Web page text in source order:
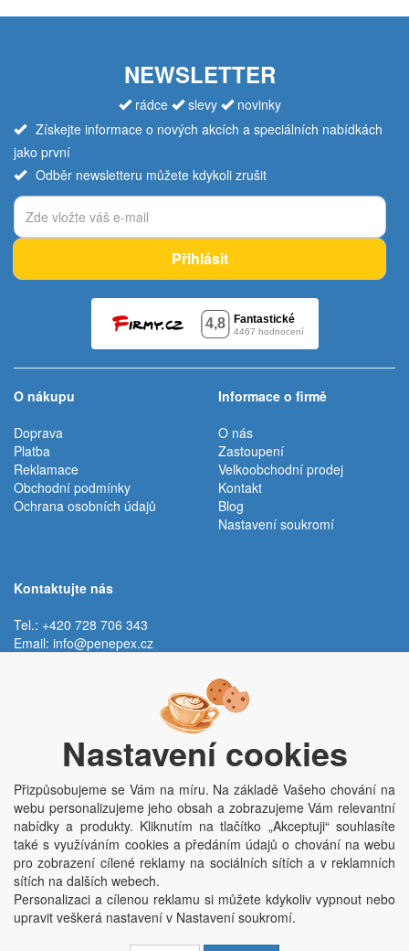
NEWSLETTER
rádce slevy
novinky
Získejte informace o nových akcích a speciálních nabídkách
jako první
Odběr newsletteru můžete kdykoli zrušit
Přihlásit
O nákupu
Doprava
Platba
Reklamace
Obchodní podmínky
Ochrana osobních údajů
Informace o firmě
O nás
Zastoupení
Velkoobchodní prodej
Kontakt
Blog
Nastavení soukromí
Kontaktujte nás
Tel.: +420 728 706 343
Email: info@penepex.cz
Trávník 2076, 686 03 Staré Město
Copyright © Penepex s.r.o. 2025, powered byABRA E-shop
Penepex s.r.o., Za Špicí 1798, 686 03 Staré Město; IČO: 03220923; DIČ:
CZ03220923; zápis do obchodního rejstříku dne 22. 7. 2014, krajský soud v
Brně oddíl C, vložka 84002
Nastavení cookies
Přizpůsobujeme se Vám na míru. Na základě Vašeho chování na
webu personalizujeme jeho obsah a zobrazujeme Vám relevantní
nabídky a produkty. Kliknutím na tlačítko „Akceptuji“ souhlasíte
také s využíváním cookies a předáním údajů o chování na webu
pro zobrazení cílené reklamy na sociálních sítích a v reklamních
sítích na dalších webech.
Personalizaci a cílenou reklamu si můžete kdykoliv vypnout nebo
upravit veškerá nastavení v Nastavení soukromí.